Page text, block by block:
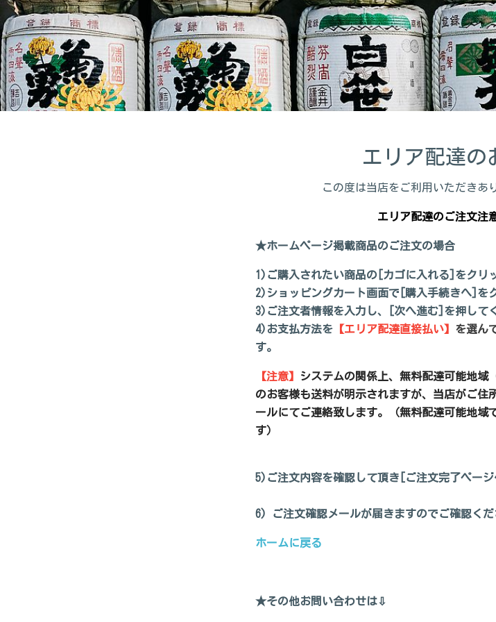
エリア配達の
この度は当店をご利用いただきありが
エリア配達のご注文注
★ホームページ掲載商品のご注文の場合
1)ご購入されたい商品の[カゴに入れる]をクリ
2)ショッピングカート画面で[購入手続きへ]を
3)ご注文者情報を入力し、[次へ進む]を押して
4)お支払方法を 【エリア配達直接払い】 を選ん
す。
【注意】
システムの関係上、無料配達可能地域
のお客様も送料が明示されますが、当店がご住
ールにてご連絡致します。（無料配達可能地域
す）
5)ご注文内容を確認して頂き[ご注文完了ペー
6) ご注文確認メールが届きますのでご確認くだ
ホームに戻る
★その他お問い合わせは⇩